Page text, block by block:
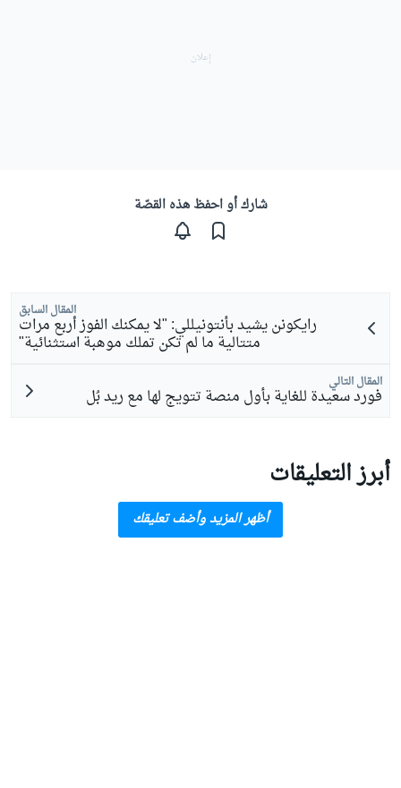
شارك أو احفظ هذه القصّة
المقال السابق
رايكونن يشيد بأنتونيللي: "لا يمكنك الفوز أربع مرات
متتالية ما لم تكن تملك موهبة استثنائية"
المقال التالي
فورد سعيدة للغاية بأول منصة تتويج لها مع ريد بُل
أبرز التعليقات
أظهر المزيد وأضف تعليقك